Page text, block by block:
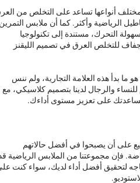
مختلف أنواعها تساعد على التخلص من
الرياضية وأكثر. كما أن ملابس
التحرك، مستندة إلى تكنولوجيا
للتخلص العرق في تصميم الليقنز
ما بدأ هذه العلامة التجارية، ولم ننس
والرجال لدينا بتصميم كلاسيكي، مع
على تعزيز مستوى أداءك.
على أن يصبحوا في أفضل حالاتهم
فإن مجموعتنا من الملابس الرياضية
لتحقيق أفضل أداء لديك، سواء كنت